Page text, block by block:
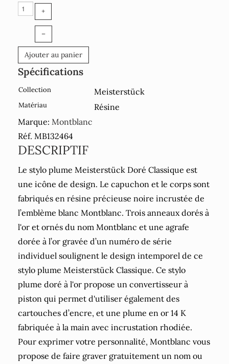
+
–
Ajouter au panier
Spécifications
Collection Meisterstück
Matériau
Résine
Marque: Montblanc
Réf. MB132464
DESCRIPTIF
Le stylo plume Meisterstück Doré Classique est
une icône de design. Le capuchon et le corps sont
fabriqués en résine précieuse noire incrustée de
l’emblème blanc Montblanc. Trois anneaux dorés à
l'or et ornés du nom Montblanc et une agrafe
dorée à l’or gravée d’un numéro de série
individuel soulignent le design intemporel de ce
stylo plume Meisterstück Classique. Ce stylo
plume doré à l'or propose un convertisseur à
piston qui permet d'utiliser également des
cartouches d’encre, et une plume en or 14 K
fabriquée à la main avec incrustation rhodiée.
Pour exprimer votre personnalité, Montblanc vous
propose de faire graver gratuitement un nom ou